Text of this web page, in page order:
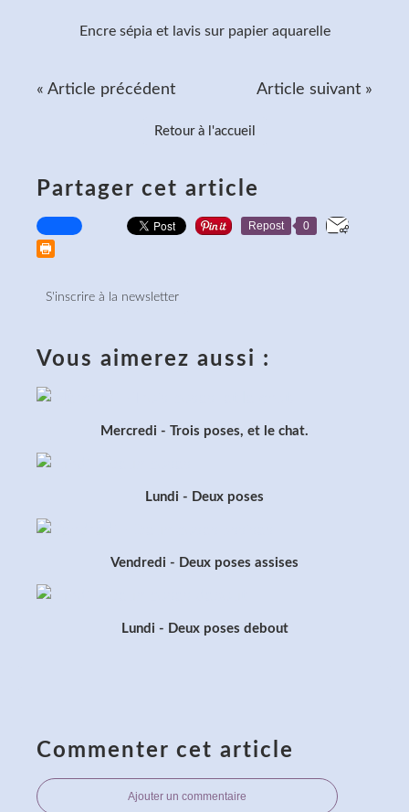
Encre sépia et lavis sur papier aquarelle
« Article précédent Article suivant »
Retour à l'accueil
Partager cet article
Repost 0
S'inscrire à la newsletter
Vous aimerez aussi :
Mercredi - Trois poses, et le chat.
Lundi - Deux poses
Vendredi - Deux poses assises
Lundi - Deux poses debout
Commenter cet article
Ajouter un commentaire